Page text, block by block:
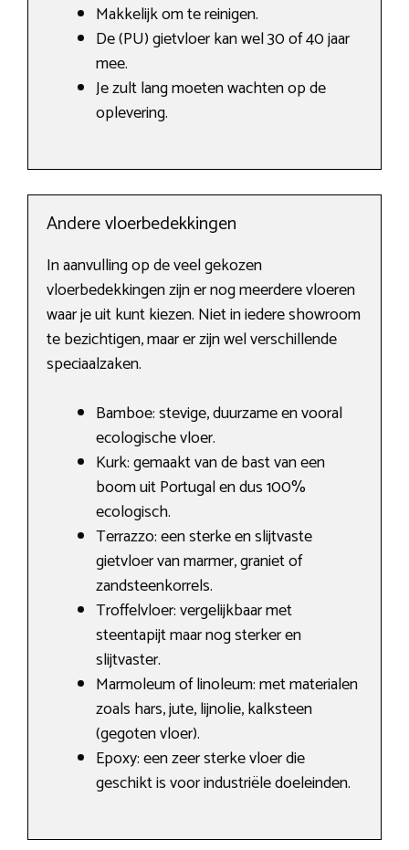
Makkelijk om te reinigen.
De (PU) gietvloer kan wel 30 of 40 jaar
mee.
Je zult lang moeten wachten op de
oplevering.
Andere vloerbedekkingen
In aanvulling op de veel gekozen
vloerbedekkingen zijn er nog meerdere vloeren
waar je uit kunt kiezen. Niet in iedere showroom
te bezichtigen, maar er zijn wel verschillende
speciaalzaken.
Bamboe: stevige, duurzame en vooral
ecologische vloer.
Kurk: gemaakt van de bast van een
boom uit Portugal en dus 100%
ecologisch.
Terrazzo: een sterke en slijtvaste
gietvloer van marmer, graniet of
zandsteenkorrels.
Troffelvloer: vergelijkbaar met
steentapijt maar nog sterker en
slijtvaster.
Marmoleum of linoleum: met materialen
zoals hars, jute, lijnolie, kalksteen
(gegoten vloer).
Epoxy: een zeer sterke vloer die
geschikt is voor industriële doeleinden.